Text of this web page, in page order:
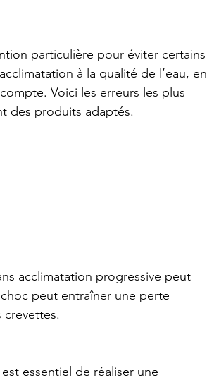
particulière pour éviter certains
à la qualité de l’eau, en
Voici les erreurs les plus
des produits adaptés.
acclimatation progressive peut
peut entraîner une perte
crevettes.
essentiel de réaliser une